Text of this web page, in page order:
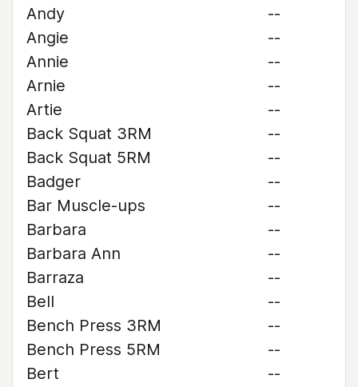
Andy
--
Angie
--
Annie
--
Arnie
--
Artie
--
Back Squat 3RM
--
Back Squat 5RM
--
Badger
--
Bar Muscle-ups
--
Barbara
--
Barbara Ann
--
Barraza
--
Bell
--
Bench Press 3RM
--
Bench Press 5RM
--
Bert
--